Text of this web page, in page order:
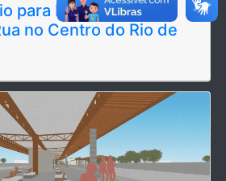
para Pessoas em
no Centro do Rio de